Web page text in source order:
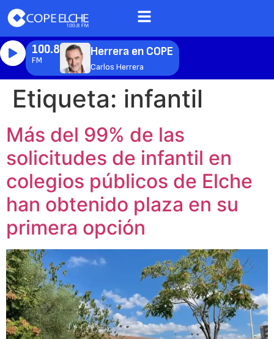
100.8
FM
Herrera en COPE
Carlos Herrera
Etiqueta: infantil
Más del 99% de las
solicitudes de infantil en
colegios públicos de Elche
han obtenido plaza en su
primera opción